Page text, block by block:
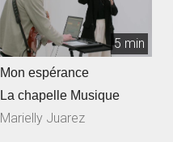
5 min
Mon espérance
La chapelle Musique
Marielly Juarez